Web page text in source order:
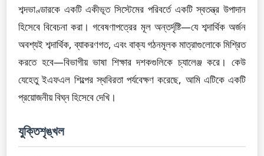
শব্দভাণ্ডারকে একটি একীভূত সিস্টেমের পরিবর্তে একটি স্বতন্ত্র উপাদান
হিসেবে বিবেচনা করা। গবেষণাপত্রের মূল অন্তর্দৃষ্টি—যে শব্দার্থিক অর্জন
অবশ্যই শব্দার্থিক, ব্যাকরণগত, এবং বাক্য গঠনমূলক মাত্রাগুলোকে মিশ্রিত
করতে হবে—বিভাগীয় ভাষা শিক্ষার দশকগুলিকে চ্যালেঞ্জ করে। কেউ
যেহেতু ইএফএল শিল্পের স্থবিরতা পর্যবেক্ষণ করেছে, আমি এটিকে একটি
প্রয়োজনীয় বিঘ্ন হিসেবে দেখি।
যুক্তিশৃঙ্খল